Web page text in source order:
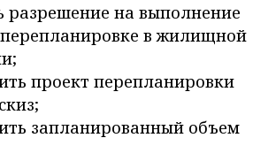
разрешение на выполнение
в жилищной
проект перепланировки
запланированный объем